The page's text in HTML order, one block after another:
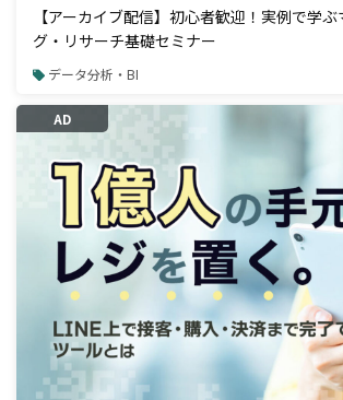
【アーカイブ配信】初心者歓迎！実例で学
グ・リサーチ基礎セミナー
データ分析・BI
AD